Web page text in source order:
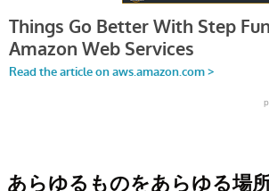
あらゆるものをあらゆる場